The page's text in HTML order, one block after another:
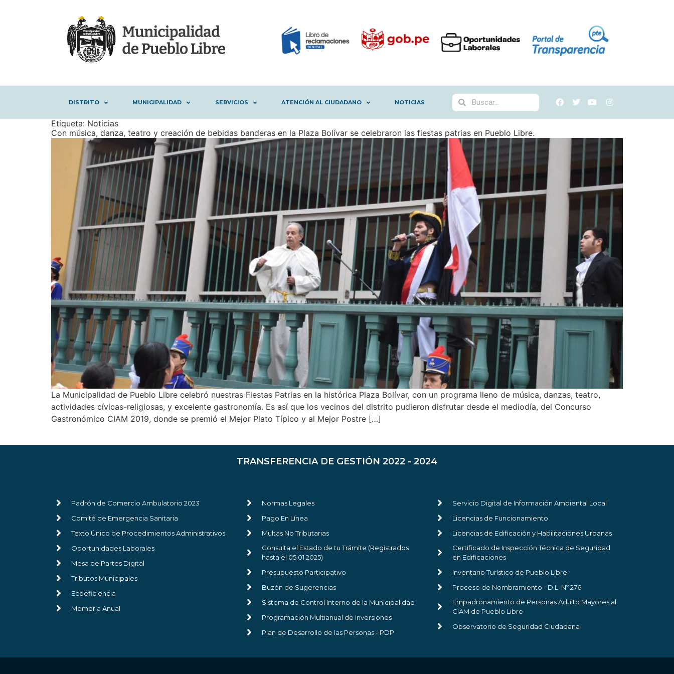
DISTRITO MUNICIPALIDAD SERVICIOS ATENCIÓN AL CIUDADANO NOTICIAS
Etiqueta: Noticias
Con música, danza, teatro y creación de bebidas banderas en la Plaza Bolívar se celebraron las fiestas patrias en Pueblo Libre.
La Municipalidad de Pueblo Libre celebró nuestras Fiestas Patrias en la histórica Plaza Bolívar, con un programa lleno de música, danzas, teatro,
actividades cívicas-religiosas, y excelente gastronomía. Es así que los vecinos del distrito pudieron disfrutar desde el mediodía, del Concurso
Gastronómico CIAM 2019, donde se premió el Mejor Plato Típico y al Mejor Postre […]
TRANSFERENCIA DE GESTIÓN 2022 - 2024
Padrón de Comercio Ambulatorio 2023
Comité de Emergencia Sanitaria
Texto Único de Procedimientos Administrativos
Oportunidades Laborales
Mesa de Partes Digital
Tributos Municipales
Ecoeficiencia
Memoria Anual
Normas Legales
Pago En Línea
Multas No Tributarias
Consulta el Estado de tu Trámite (Registrados
hasta el 05.01.2025)
Presupuesto Participativo
Buzón de Sugerencias
Sistema de Control Interno de la Municipalidad
Programación Multianual de Inversiones
Plan de Desarrollo de las Personas - PDP
Servicio Digital de Información Ambiental Local
Licencias de Funcionamiento
Licencias de Edificación y Habilitaciones Urbanas
Certificado de Inspección Técnica de Seguridad
en Edificaciones
Inventario Turístico de Pueblo Libre
Proceso de Nombramiento - D.L. Nº 276
Empadronamiento de Personas Adulto Mayores al
CIAM de Pueblo Libre
Observatorio de Seguridad Ciudadana